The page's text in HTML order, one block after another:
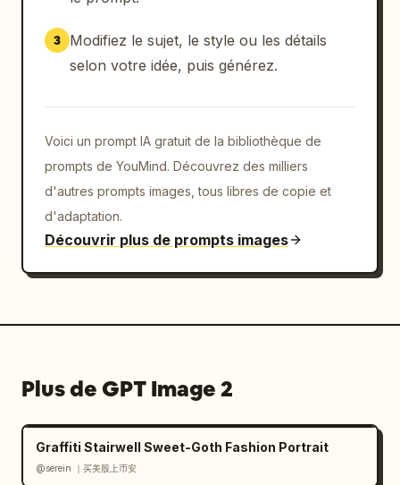
En savoir plus >"
        ]
      },
      {
        "style": "lumineux, convivial, violet
et blanc",
femmes, 1 homme) réunis en cercle, souriant
devant un smartphone",
        "main_text": "Élargissez vos horizons
grâce aux réseaux sociaux",
          "arrière-plans texturés en papier
(personnes, bulles de dialogue, graphique en
des étudiants travaillant à un bureau",
          "bouton d'appel à l'action jaune :
3
Modifiez le sujet, le style ou les détails
selon votre idée, puis générez.
Voici un prompt IA gratuit de la bibliothèque de
prompts de YouMind. Découvrez des milliers
d'autres prompts images, tous libres de copie et
d'adaptation.
Découvrir plus de prompts images
Plus de GPT Image 2
Graffiti Stairwell Sweet-Goth Fashion Portrait
@serein ｜买美股上币安